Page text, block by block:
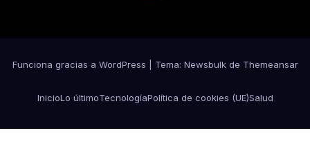
Funciona gracias a WordPress Tema: Newsbulkde Themeansar
InicioLo últimoTecnologíaPolítica de cookies (UE)Salud